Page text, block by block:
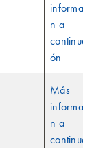
n a
continuaci
ón
Más
n a
continuaci